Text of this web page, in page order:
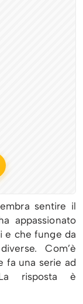
sentire il
appassionato
e che funge da
Com’è
fa una serie ad
risposta è